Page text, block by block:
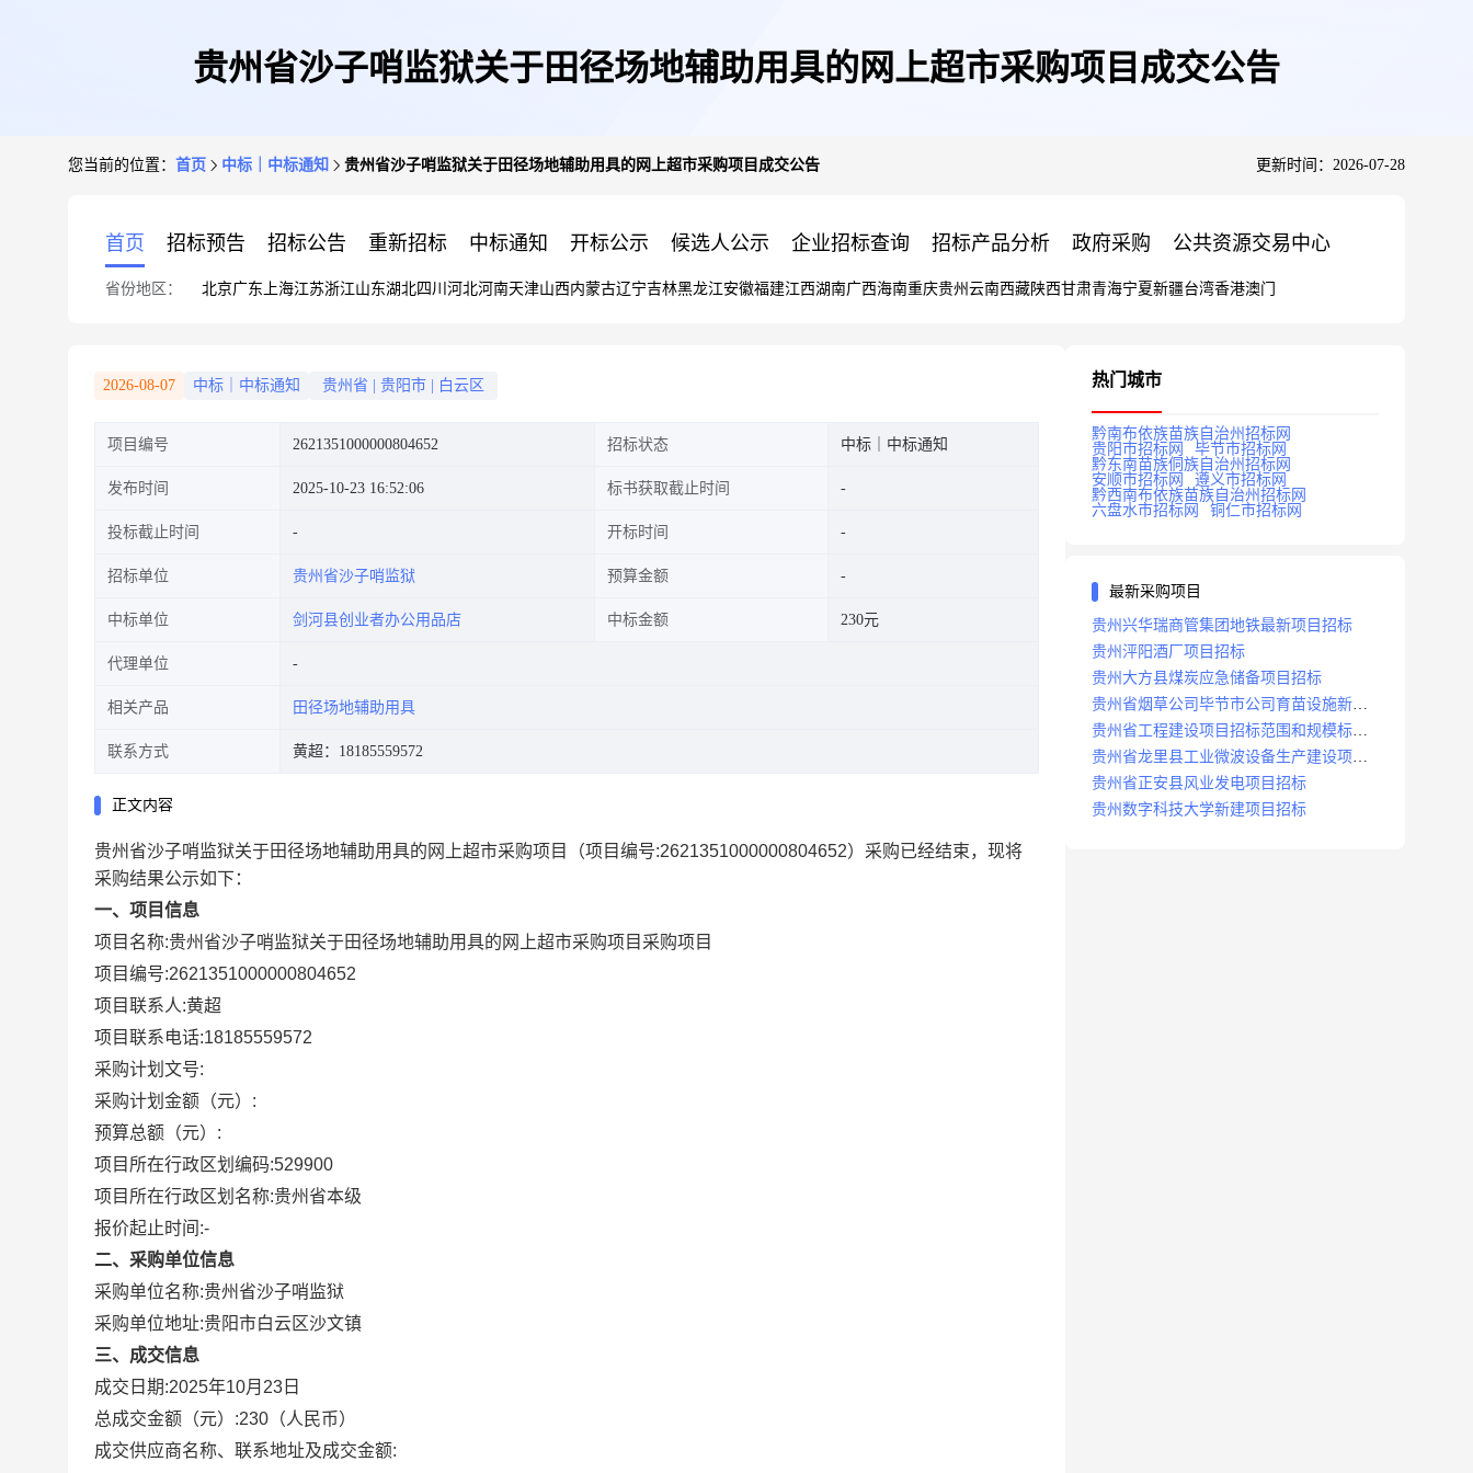
贵州省沙子哨监狱关于田径场地辅助用具的网上超市采购项目成交公告
您当前的位置： 首页 中标｜中标通知 贵州省沙子哨监狱关于田径场地辅助用具的网上超市采购项目成交公告 更新时间：2026-07-28
首页 招标预告 招标公告 重新招标 中标通知 开标公示 候选人公示 企业招标查询 招标产品分析 政府采购 公共资源交易中心
省份地区： 北京广东 上海江苏浙江山东湖北四川 河北河南天津山西内蒙古辽宁吉林黑龙江安徽福建江西湖南广西海南重庆贵州 云南西藏陕西甘肃青海宁夏新疆台湾香港澳门
2026-08-07 中标｜中标通知 贵州省 贵阳市 白云区
项目编号 2621351000000804652 招标状态 中标｜中标通知
发布时间 2025-10-23 16:52:06 标书获取截止时间
投标截止时间 开标时间
招标单位 贵州省沙子哨监狱 预算金额
中标单位 剑河县创业者办公用品店 中标金额 230元
代理单位
相关产品 田径场地辅助用具
联系方式 黄超：18185559572
正文内容
贵州省沙子哨监狱关于田径场地辅助用具的网上超市采购项目 （项目编号:2621351000000804652）采购已经结束，现将
采购结果公示如下：
一、项目信息
项目名称:贵州省沙子哨监狱关于田径场地辅助用具的网上超市采购项目 采购项目
项目编号:2621351000000804652
项目联系人:黄超
项目联系电话:18185559572
采购计划文号:
采购计划金额（元）:
预算总额（元）:
项目所在行政区划编码:529900
项目所在行政区划名称:贵州省本级
报价起止时间:-
二、采购单位信息
采购单位名称:贵州省沙子哨监狱
采购单位地址:贵阳市白云区沙文镇
三、成交信息
成交日期:2025年10月23日
总成交金额（元）:230 （人民币）
成交供应商名称、联系地址及成交金额:
热门城市
黔南布依族苗族自治州招标网
贵阳市招标网
毕节市招标网
黔东南苗族侗族自治州招标网
安顺市招标网
遵义市招标网
黔西南布依族苗族自治州招标网
六盘水市招标网
铜仁市招标网
最新采购项目
贵州兴华瑞商管集团地铁最新项目招标
贵州泙阳酒厂项目招标
贵州大方县煤炭应急储备项目招标
贵州省烟草公司毕节市公司育苗设施新建
及修复项目招标公告
贵州省工程建设项目招标范围和规模标准
规定
贵州省龙里县工业微波设备生产建设项目
招标
贵州省正安县风业发电项目招标
贵州数字科技大学新建项目招标